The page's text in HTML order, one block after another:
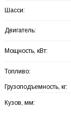
Шасси:
Двигатель:
Мощность, кВт:
Топливо:
Грузоподъемность, кг:
Кузов, мм: